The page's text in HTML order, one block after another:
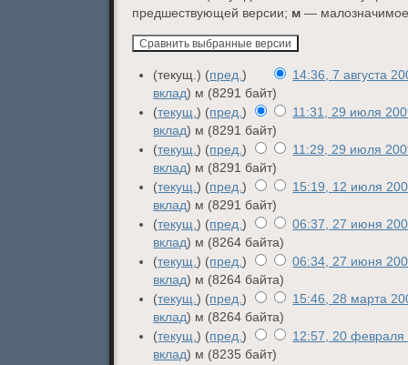
предшествующей версии; м —
(текущ.) (пред.)
14:36, 7 августа
вклад) м (8291 байт)
(текущ.) (пред.)
11:31, 29 июля
вклад) м (8291 байт)
(текущ.) (пред.)
11:29, 29 июля
вклад) м (8291 байт)
(текущ.) (пред.)
15:19, 12 июля
вклад) м (8291 байт)
(текущ.) (пред.)
06:37, 27 июня
вклад) м (8264 байта)
(текущ.) (пред.)
06:34, 27 июня
вклад) м (8264 байта)
(текущ.) (пред.)
15:46, 28 марта
вклад) м (8264 байта)
(текущ.) (пред.)
12:57, 20 февраля
вклад) м (8235 байт)